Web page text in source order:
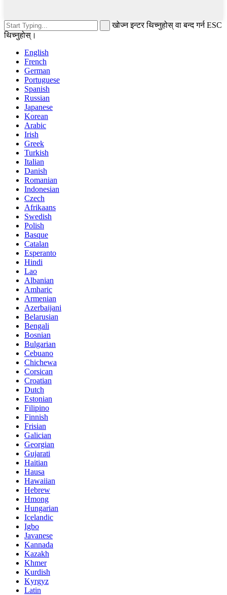
खोज्न इन्टर थिच्नुहोस् वा बन्द गर्न ESC
थिच्नुहोस्।
English
French
German
Portuguese
Spanish
Russian
Japanese
Korean
Arabic
Irish
Greek
Turkish
Italian
Danish
Romanian
Indonesian
Czech
Afrikaans
Swedish
Polish
Basque
Catalan
Esperanto
Hindi
Lao
Albanian
Amharic
Armenian
Azerbaijani
Belarusian
Bengali
Bosnian
Bulgarian
Cebuano
Chichewa
Corsican
Croatian
Dutch
Estonian
Filipino
Finnish
Frisian
Galician
Georgian
Gujarati
Haitian
Hausa
Hawaiian
Hebrew
Hmong
Hungarian
Icelandic
Igbo
Javanese
Kannada
Kazakh
Khmer
Kurdish
Kyrgyz
Latin